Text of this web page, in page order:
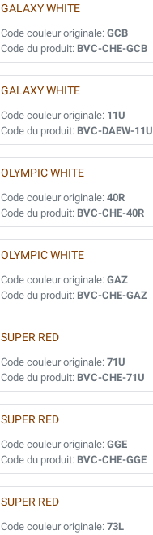
GALAXY WHITE
Code couleur originale: GCB
Code du produit: BVC-CHE-GCB
GALAXY WHITE
Code couleur originale: 11U
Code du produit: BVC-DAEW-11U
OLYMPIC WHITE
Code couleur originale: 40R
Code du produit: BVC-CHE-40R
OLYMPIC WHITE
Code couleur originale: GAZ
Code du produit: BVC-CHE-GAZ
SUPER RED
Code couleur originale: 71U
Code du produit: BVC-CHE-71U
SUPER RED
Code couleur originale: GGE
Code du produit: BVC-CHE-GGE
SUPER RED
Code couleur originale: 73L